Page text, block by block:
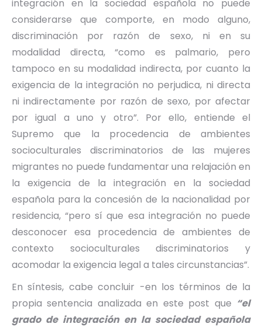
integración en la sociedad española no puede
considerarse que comporte, en modo alguno,
discriminación por razón de sexo, ni en su
modalidad directa, “como es palmario, pero
tampoco en su modalidad indirecta, por cuanto la
exigencia de la integración no perjudica, ni directa
ni indirectamente por razón de sexo, por afectar
por igual a uno y otro”. Por ello, entiende el
Supremo que la procedencia de ambientes
socioculturales discriminatorios de las mujeres
migrantes no puede fundamentar una relajación en
la exigencia de la integración en la sociedad
española para la concesión de la nacionalidad por
residencia, “pero sí que esa integración no puede
desconocer esa procedencia de ambientes de
contexto socioculturales discriminatorios y
acomodar la exigencia legal a tales circunstancias”.
En síntesis, cabe concluir -en los términos de la
propia sentencia analizada en este post que “el
grado de integración en la sociedad española